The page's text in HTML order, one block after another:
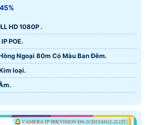
45%
HD 1080P .
IP POE.
Ngoại 80m Có Màu Ban Ðêm.
loại.